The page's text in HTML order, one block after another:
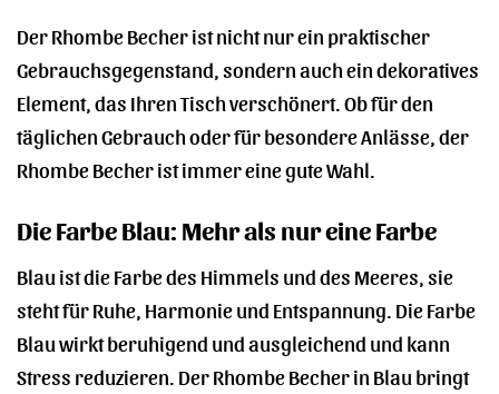
Der Rhombe Becher ist nicht nur ein praktischer
Gebrauchsgegenstand, sondern auch ein dekoratives
Element, das Ihren Tisch verschönert. Ob für den
täglichen Gebrauch oder für besondere Anlässe, der
Rhombe Becher ist immer eine gute Wahl.
Die Farbe Blau: Mehr als nur eine Farbe
Blau ist die Farbe des Himmels und des Meeres, sie
steht für Ruhe, Harmonie und Entspannung. Die Farbe
Blau wirkt beruhigend und ausgleichend und kann
Stress reduzieren. Der Rhombe Becher in Blau bringt